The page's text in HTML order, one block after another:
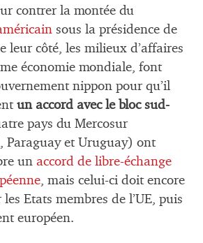
contrer la montée du
sous la présidence de
leur côté, les milieux d’affaires
économie mondiale, font
nippon pour qu’il
un accord avec le bloc sud-
pays du Mercosur
Paraguay et Uruguay) ont
un accord de libre-échange
, mais celui-ci doit encore
Etats membres de l’UE, puis
européen.